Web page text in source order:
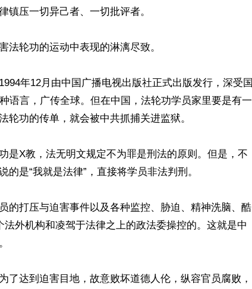
镇压一切异己者、一切批评者。
法轮功的运动中表现的淋漓尽致。
年12月由中国广播电视出版社正式出版发行，深受国
语言，广传全球。但在中国，法轮功学员家里要是有一
轮功的传单，就会被中共抓捕关进监狱。
是X教，法无明文规定不为罪是刑法的原则。但是，不
是“我就是法律”，直接将学员非法判刑。
的打压与迫害事件以及各种监控、胁迫、精神洗脑、酷
外机构和凌驾于法律之上的政法委操控的。这就是中
了达到迫害目地，故意败坏道德人伦，纵容官员腐败，